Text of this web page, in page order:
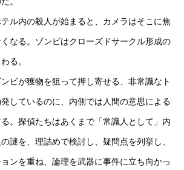
ル内の殺人が始まると、カメラはそこに焦
なる。ゾンビはクローズドサークル形成の
る。
ビが獲物を狙って押し寄せる、非常識なト
しているのに、内側では人間の意思による
。探偵たちはあくまで「常識人として」内
謎を、理詰めで検討し、疑問点を列挙し、
ンを重ね、論理を武器に事件に立ち向かっ